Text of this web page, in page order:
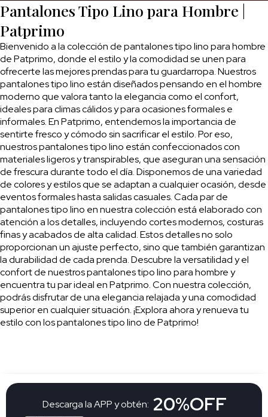
Pantalones Tipo Lino para Hombre |
Patprimo
Bienvenido a la colección de pantalones tipo lino para hombre
de Patprimo, donde el estilo y la comodidad se unen para
ofrecerte las mejores prendas para tu guardarropa. Nuestros
pantalones tipo lino están diseñados pensando en el hombre
moderno que valora tanto la elegancia como el confort,
ideales para climas cálidos y para ocasiones formales e
informales. En Patprimo, entendemos la importancia de
sentirte fresco y cómodo sin sacrificar el estilo. Por eso,
nuestros pantalones tipo lino están confeccionados con
materiales ligeros y transpirables, que aseguran una sensación
de frescura durante todo el día. Disponemos de una variedad
de colores y estilos que se adaptan a cualquier ocasión, desde
eventos formales hasta salidas casuales. Cada par de
pantalones tipo lino en nuestra colección está elaborado con
atención a los detalles, incluyendo cortes modernos, costuras
finas y acabados de alta calidad. Estos detalles no solo
proporcionan un ajuste perfecto, sino que también garantizan
la durabilidad de cada prenda. Descubre la versatilidad y el
confort de nuestros pantalones tipo lino para hombre y
encuentra tu par ideal en Patprimo. Con nuestra colección,
podrás disfrutar de una elegancia relajada y una comodidad
superior en cualquier situación. ¡Explora ahora y renueva tu
estilo con los pantalones tipo lino de Patprimo!
Descarga la APP y obtén: 20%OFF